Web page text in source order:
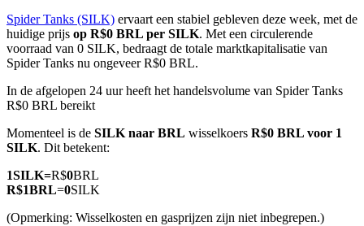
COIN-M-futures
Cryptocurrency-futures
TradFi
Derivaten voor aandelen, forex, edelmetalen en grondstoffen
Spider Tanks (SILK) ervaart een stabiel gebleven deze week, met de
huidige prijs op R$0 BRL per SILK. Met een circulerende
voorraad van 0 SILK, bedraagt de totale marktkapitalisatie van
Spider Tanks nu ongeveer R$0 BRL.
In de afgelopen 24 uur heeft het handelsvolume van Spider Tanks
R$0 BRL bereikt
Momenteel is de SILK naar BRL wisselkoers R$0 BRL voor 1
SILK. Dit betekent:
1SILK=R$0BRL
R$1BRL=0SILK
(Opmerking: Wisselkosten en gasprijzen zijn niet inbegrepen.)